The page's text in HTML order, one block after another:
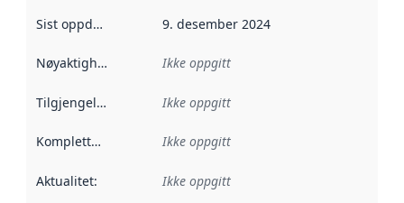
Sist oppdatert 9. desember 2024
Nøyaktighet Ikke oppgitt
Tilgjengelighet Ikke oppgitt
Kompletthet Ikke oppgitt
Aktualitet: Ikke oppgitt